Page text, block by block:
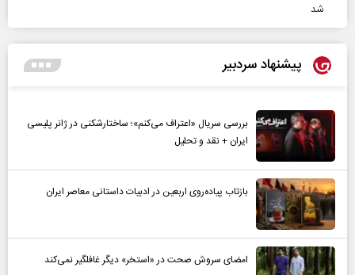
شد
پیشنهاد سردبیر
بررسی سریال «اعتراف می‌کنم»؛ ساختارشکنی در ژانر پلیسی
ایران + نقد و تحلیل
بازتاب پیاده‌روی اربعین در ادبیات داستانی معاصر ایران
امضای سروش صحت در «استخر» دیگر غافلگیر نمی‌کند